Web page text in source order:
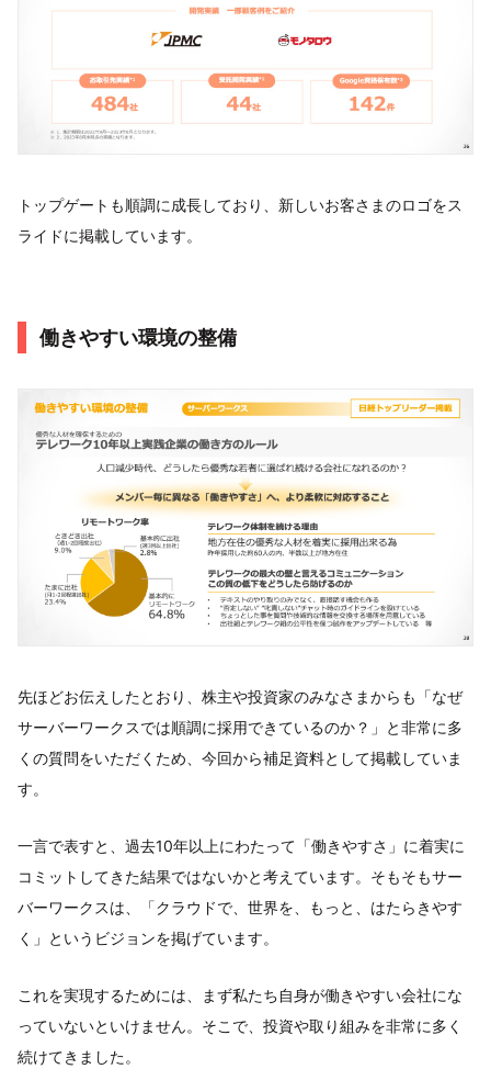
トップゲートも順調に成長しており、新しいお客さまのロゴをス
ライドに掲載しています。
働きやすい環境の整備
先ほどお伝えしたとおり、株主や投資家のみなさまからも「なぜ
サーバーワークスでは順調に採用できているのか？」と非常に多
くの質問をいただくため、今回から補足資料として掲載していま
す。
一言で表すと、過去10年以上にわたって「働きやすさ」に着実に
コミットしてきた結果ではないかと考えています。そもそもサー
バーワークスは、「クラウドで、世界を、もっと、はたらきやす
く」というビジョンを掲げています。
これを実現するためには、まず私たち自身が働きやすい会社にな
っていないといけません。そこで、投資や取り組みを非常に多く
続けてきました。